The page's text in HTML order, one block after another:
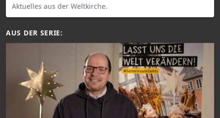
Aktuelles aus der Weltkirche.
AUS DER SERIE: